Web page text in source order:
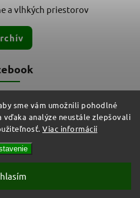
sme vám umožnili pohodlné
analýze neustále zlepšovali
Viac informácií
a vlhkých priestorov
materiál, svietidlá
vyhradené.
| Design